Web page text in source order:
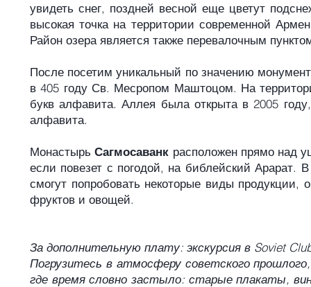
увидеть снег, поздней весной еще цветут
высокая точка на территории современной
Район озера является также перевалочным
После посетим уникальный по значению
в 405 году Св. Месропом Маштоцом. На
букв алфавита. Аллея была открыта в 2005
алфавита.
МонастырьСагмосаванк расположен прямо над
если повезет с погодой, на библейский Арарат.
смогут попробовать некоторые виды
фруктов и овощей.
За дополнительную плату: экскурсия в Soviet
Погрузитесь в атмосферу советского
где время словно застыло: старые плакаты,